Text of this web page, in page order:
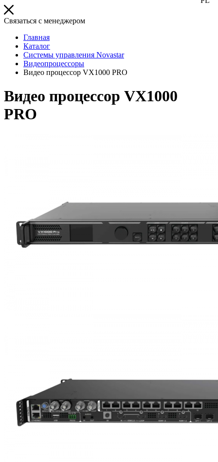
Связаться с менеджером
Главная
Каталог
Системы управления Novastar
Видеопроцессоры
Видео процессор VX1000 PRO
Видео процессор VX1000
PRO